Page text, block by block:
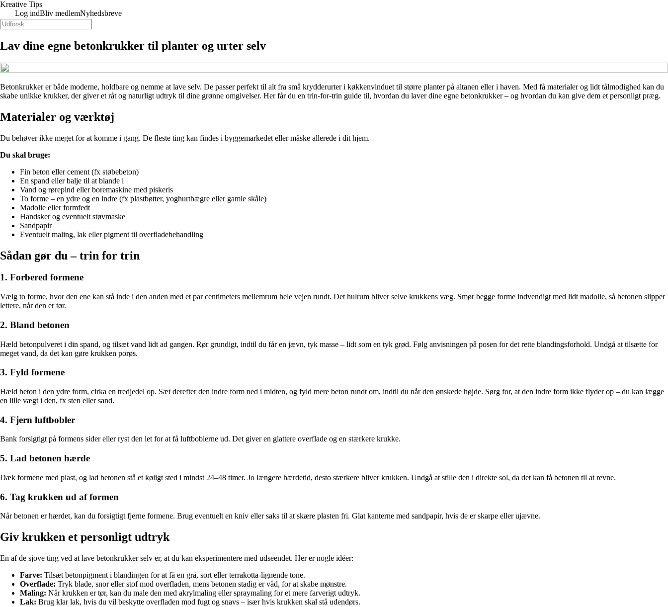
Kreative Tips
Log indBliv medlemNyhedsbreve
Lav dine egne betonkrukker til planter og urter selv
Betonkrukker er både moderne, holdbare og nemme at lave selv. De passer perfekt til alt fra små krydderurter i køkkenvinduet til større planter på altanen eller i haven. Med få materialer og lidt tålmodighed kan du
skabe unikke krukker, der giver et råt og naturligt udtryk til dine grønne omgivelser. Her får du en trin-for-trin guide til, hvordan du laver dine egne betonkrukker – og hvordan du kan give dem et personligt præg.
Materialer og værktøj
Du behøver ikke meget for at komme i gang. De fleste ting kan findes i byggemarkedet eller måske allerede i dit hjem.
Du skal bruge:
Fin beton eller cement (fx støbebeton)
En spand eller balje til at blande i
Vand og rørepind eller boremaskine med piskeris
To forme – en ydre og en indre (fx plastbøtter, yoghurtbægre eller gamle skåle)
Madolie eller formfedt
Handsker og eventuelt støvmaske
Sandpapir
Eventuelt maling, lak eller pigment til overfladebehandling
Sådan gør du – trin for trin
1. Forbered formene
Vælg to forme, hvor den ene kan stå inde i den anden med et par centimeters mellemrum hele vejen rundt. Det hulrum bliver selve krukkens væg. Smør begge forme indvendigt med lidt madolie, så betonen slipper
lettere, når den er tør.
2. Bland betonen
Hæld betonpulveret i din spand, og tilsæt vand lidt ad gangen. Rør grundigt, indtil du får en jævn, tyk masse – lidt som en tyk grød. Følg anvisningen på posen for det rette blandingsforhold. Undgå at tilsætte for
meget vand, da det kan gøre krukken porøs.
3. Fyld formene
Hæld beton i den ydre form, cirka en tredjedel op. Sæt derefter den indre form ned i midten, og fyld mere beton rundt om, indtil du når den ønskede højde. Sørg for, at den indre form ikke flyder op – du kan lægge
en lille vægt i den, fx sten eller sand.
4. Fjern luftbobler
Bank forsigtigt på formens sider eller ryst den let for at få luftboblerne ud. Det giver en glattere overflade og en stærkere krukke.
5. Lad betonen hærde
Dæk formene med plast, og lad betonen stå et køligt sted i mindst 24–48 timer. Jo længere hærdetid, desto stærkere bliver krukken. Undgå at stille den i direkte sol, da det kan få betonen til at revne.
6. Tag krukken ud af formen
Når betonen er hærdet, kan du forsigtigt fjerne formene. Brug eventuelt en kniv eller saks til at skære plasten fri. Glat kanterne med sandpapir, hvis de er skarpe eller ujævne.
Giv krukken et personligt udtryk
En af de sjove ting ved at lave betonkrukker selv er, at du kan eksperimentere med udseendet. Her er nogle idéer:
Farve: Tilsæt betonpigment i blandingen for at få en grå, sort eller terrakotta-lignende tone.
Overflade: Tryk blade, snor eller stof mod overfladen, mens betonen stadig er våd, for at skabe mønstre.
Maling: Når krukken er tør, kan du male den med akrylmaling eller spraymaling for et mere farverigt udtryk.
Lak: Brug klar lak, hvis du vil beskytte overfladen mod fugt og snavs – især hvis krukken skal stå udendørs.